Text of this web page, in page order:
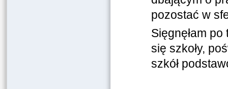
pozostać w
Sięgnęłam
się szkoły,
szkół